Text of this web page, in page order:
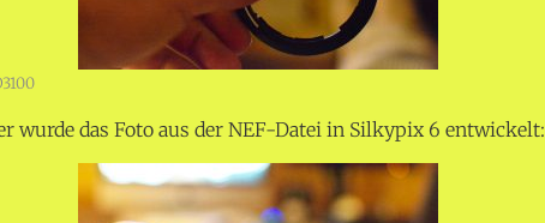
wurde das Foto aus der NEF-Datei in Silkypix 6 entwickelt: